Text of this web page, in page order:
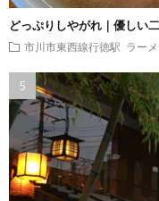
どっぷりしやがれ｜優しい
市川市東西線行徳駅 ラー